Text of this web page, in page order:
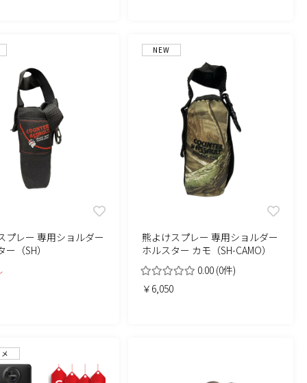
プレー 専用ショルダー
（SH）
NEW
熊よけスプレー 専用ショルダー
ホルスター カモ（SH-CAMO）
0.00 (0件)
￥6,050